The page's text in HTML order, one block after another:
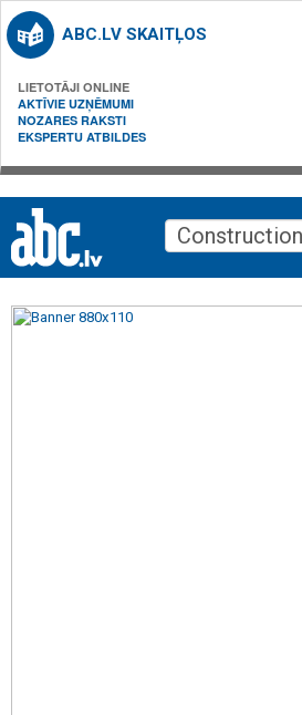
ABC.LV SKAITĻOS
LIETOTĀJI ONLINE
AKTĪVIE UZŅĒMUMI
NOZARES RAKSTI
EKSPERTU ATBILDES